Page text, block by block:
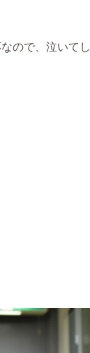
ので、泣いてし